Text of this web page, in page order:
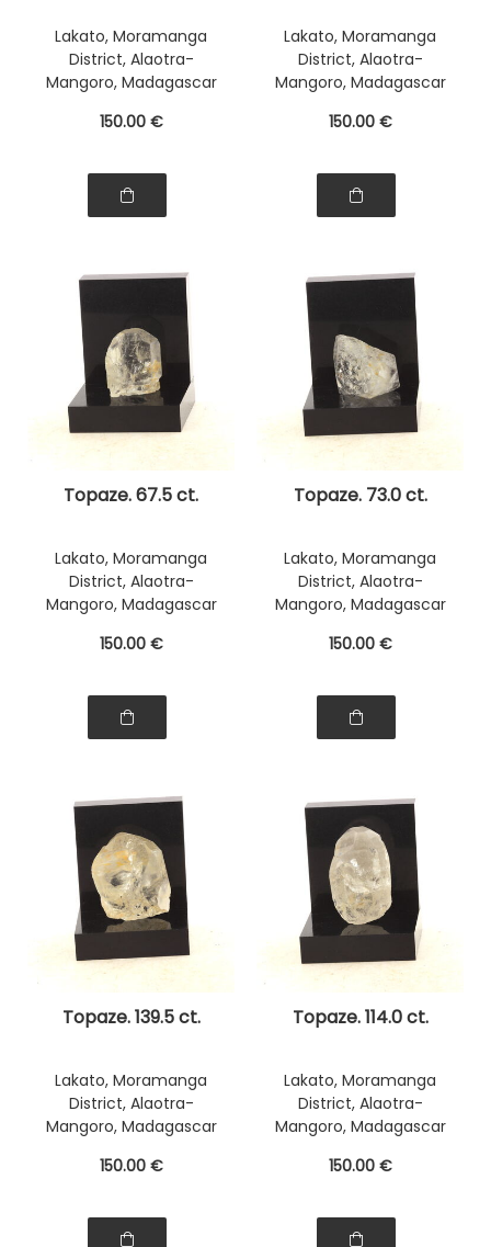
Lakato, Moramanga
District, Alaotra-
Mangoro, Madagascar
150.00 €
Lakato, Moramanga
District, Alaotra-
Mangoro, Madagascar
150.00 €
Topaze. 67.5 ct.
Lakato, Moramanga
District, Alaotra-
Mangoro, Madagascar
150.00 €
Topaze. 73.0 ct.
Lakato, Moramanga
District, Alaotra-
Mangoro, Madagascar
150.00 €
Topaze. 139.5 ct.
Lakato, Moramanga
District, Alaotra-
Mangoro, Madagascar
150.00 €
Topaze. 114.0 ct.
Lakato, Moramanga
District, Alaotra-
Mangoro, Madagascar
150.00 €